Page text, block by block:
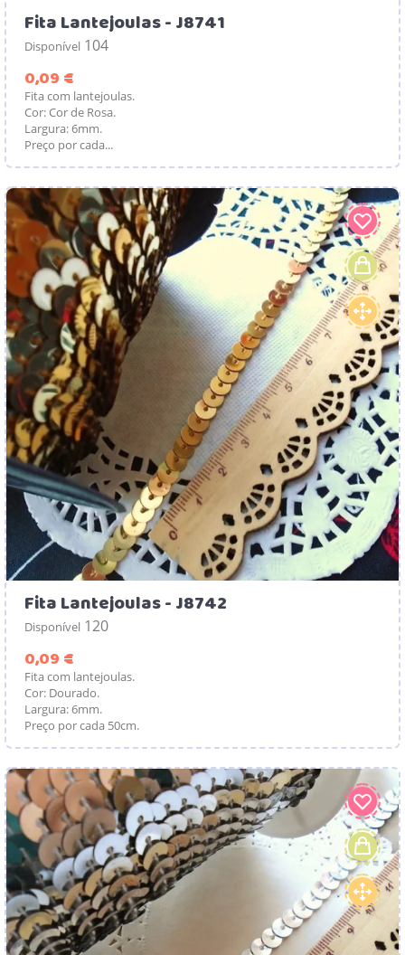
Fita Lantejoulas - J8741
Disponível 104
0,09 €
Fita com lantejoulas.
Cor: Cor de Rosa.
Largura: 6mm.
Preço por cada...
Fita Lantejoulas - J8742
Disponível 120
0,09 €
Fita com lantejoulas.
Cor: Dourado.
Largura: 6mm.
Preço por cada 50cm.